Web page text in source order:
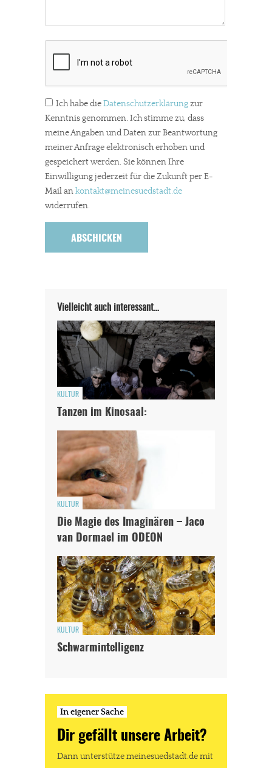
Ich habe dieDatenschutzerklärungzur
Kenntnis genommen. Ich stimme zu, dass
meine Angaben und Daten zur Beantwortung
meiner Anfrage elektronisch erhoben und
gespeichert werden. Sie können Ihre
Einwilligung jederzeit für die Zukunft per E-
Mail ankontakt@meinesuedstadt.de
widerrufen.
Vielleicht auch interessant…
KULTUR
Tanzen im Kinosaal:
KULTUR
Die Magie des Imaginären – Jaco
van Dormael im ODEON
KULTUR
Schwarmintelligenz
In eigener Sache
Dir gefällt unsere Arbeit?
Dann unterstütze meinesuedstadt.de mit